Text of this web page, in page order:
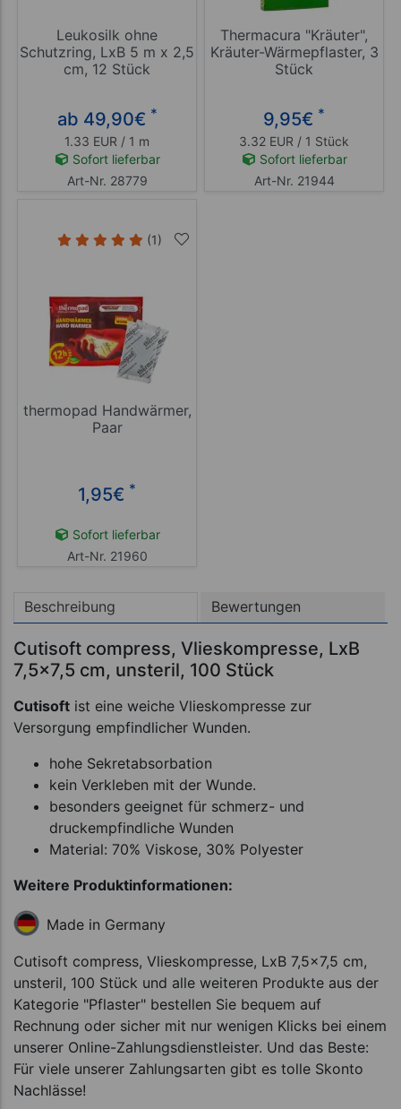
Leukosilk ohne
Schutzring, LxB 5 m x 2,5
cm, 12 Stück
ab 49,90€ *
1.33 EUR / 1 m
Sofort lieferbar
Art-Nr. 28779
Thermacura "Kräuter",
Kräuter-Wärmepflaster, 3
Stück
9,95€ *
3.32 EUR / 1 Stück
Sofort lieferbar
Art-Nr. 21944
(1)
thermopad Handwärmer,
Paar
1,95€ *
Sofort lieferbar
Art-Nr. 21960
Beschreibung Bewertungen
Cutisoft compress, Vlieskompresse, LxB
7,5x7,5 cm, unsteril, 100 Stück
Cutisoft ist eine weiche Vlieskompresse zur
Versorgung empfindlicher Wunden.
hohe Sekretabsorbation
kein Verkleben mit der Wunde.
besonders geeignet für schmerz- und
druckempfindliche Wunden
Material: 70% Viskose, 30% Polyester
Weitere Produktinformationen:
Made in Germany
Cutisoft compress, Vlieskompresse, LxB 7,5x7,5 cm,
unsteril, 100 Stück und alle weiteren Produkte aus der
Kategorie "Pflaster" bestellen Sie bequem auf
Rechnung oder sicher mit nur wenigen Klicks bei einem
unserer Online-Zahlungsdienstleister. Und das Beste:
Für viele unserer Zahlungsarten gibt es tolle Skonto
Nachlässe!